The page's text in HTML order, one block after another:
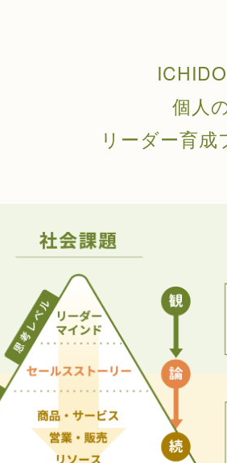
個人
リーダー育